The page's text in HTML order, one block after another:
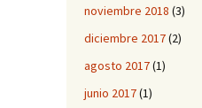
noviembre 2018 (3)
diciembre 2017(2)
agosto 2017(1)
junio 2017(1)